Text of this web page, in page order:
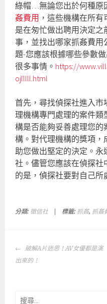
綠帽…無論您出於何種原
姦費用 ，這些機構在所
是在匆忙做出聘用決定
事，並找出哪家抓姦費用
題-您應該根據哪些參數
很多事情。 https://
ojlllll.html
首先，尋找偵探社進入
理機構專門處理的案件
構是否能夠妥善處理您
構。對代理機構的獎項
助您做出堅定的決定。
社。儘管您應該在偵探
的是，偵探社要對自己所
分類: 徵信社 標籤: 抓姦, 抓姦
文
章
破解A片迷思！AV女優都是演
出來的！
搜